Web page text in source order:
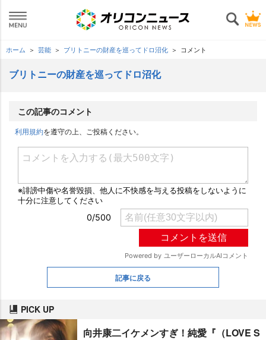
ホーム 芸能 ブリトニーの財産を巡ってドロ沼化 コメント
ブリトニーの財産を巡ってドロ沼化
この記事のコメント
利用規約を遵守の上、ご投稿ください。
記事に戻る
PICK UP
向井康二イケメンすぎ！純愛『（LOVE S